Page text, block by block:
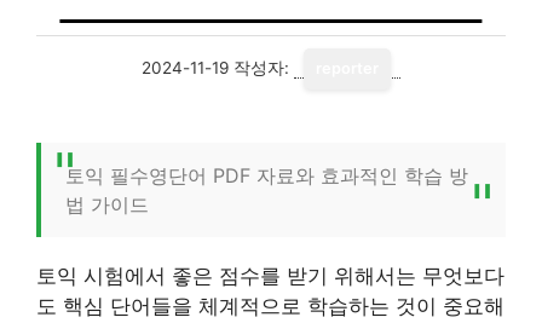
2024-11-19 작성자:
토익 필수영단어 PDF 자료와 효과적인 학습 방
법 가이드
토익 시험에서 좋은 점수를 받기 위해서는 무엇보다
도 핵심 단어들을 체계적으로 학습하는 것이 중요해